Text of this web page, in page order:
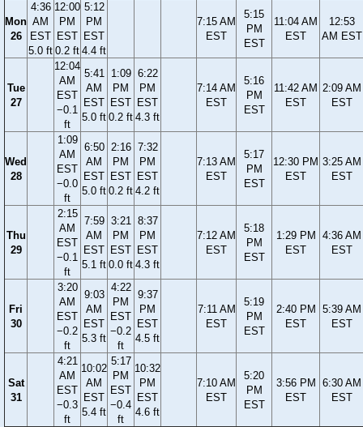
Mon
26
4:36
AM
EST
5.0 ft
12:00
PM
EST
0.2 ft
5:12
PM
EST
4.4 ft
7:15 AM
EST
5:15
PM
EST
11:04 AM
EST
12:53
AM EST
Tue
27
12:04
AM
EST
−0.1
ft
5:41
AM
EST
5.0 ft
1:09
PM
EST
0.2 ft
6:22
PM
EST
4.3 ft
7:14 AM
EST
5:16
PM
EST
11:42 AM
EST
2:09 AM
EST
Wed
28
1:09
AM
EST
−0.0
ft
6:50
AM
EST
5.0 ft
2:16
PM
EST
0.2 ft
7:32
PM
EST
4.2 ft
7:13 AM
EST
5:17
PM
EST
12:30 PM
EST
3:25 AM
EST
Thu
29
2:15
AM
EST
−0.1
ft
7:59
AM
EST
5.1 ft
3:21
PM
EST
0.0 ft
8:37
PM
EST
4.3 ft
7:12 AM
EST
5:18
PM
EST
1:29 PM
EST
4:36 AM
EST
Fri
30
3:20
AM
EST
−0.2
ft
9:03
AM
EST
5.3 ft
4:22
PM
EST
−0.2
ft
9:37
PM
EST
4.5 ft
7:11 AM
EST
5:19
PM
EST
2:40 PM
EST
5:39 AM
EST
Sat
31
4:21
AM
EST
−0.3
ft
10:02
AM
EST
5.4 ft
5:17
PM
EST
−0.4
ft
10:32
PM
EST
4.6 ft
7:10 AM
EST
5:20
PM
EST
3:56 PM
EST
6:30 AM
EST